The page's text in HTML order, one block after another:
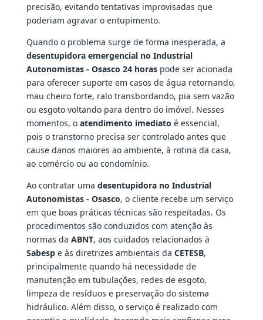
precisão, evitando tentativas improvisadas que
poderiam agravar o entupimento.
Quando o problema surge de forma inesperada, a
desentupidora emergencial no Industrial
Autonomistas - Osasco 24 horaspode ser acionada
para oferecer suporte em casos de água retornando,
mau cheiro forte, ralo transbordando, pia sem vazão
ou esgoto voltando para dentro do imóvel. Nesses
momentos, o atendimento imediato é essencial,
pois o transtorno precisa ser controlado antes que
cause danos maiores ao ambiente, à rotina da casa,
ao comércio ou ao condomínio.
Ao contratar uma desentupidora no Industrial
Autonomistas - Osasco, o cliente recebe um serviço
em que boas práticas técnicas são respeitadas. Os
procedimentos são conduzidos com atenção às
normas da ABNT, aos cuidados relacionados à
Sabespe às diretrizes ambientais da CETESB,
principalmente quando há necessidade de
manutenção em tubulações, redes de esgoto,
limpeza de resíduos e preservação do sistema
hidráulico. Além disso, o serviço é realizado com